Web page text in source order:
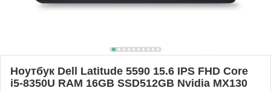
Ноутбук Dell Latitude 5590 15.6 IPS FHD Core
i5-8350U RAM 16GB SSD512GB Nvidia MX130